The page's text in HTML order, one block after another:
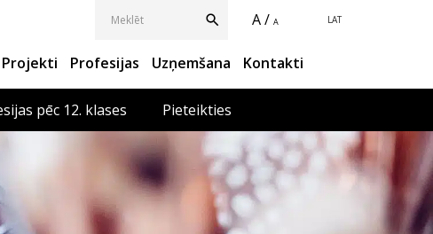
LAT
A / A
Projekti Profesijas Uzņemšana Kontakti
pēc 12. klases Pieteikties